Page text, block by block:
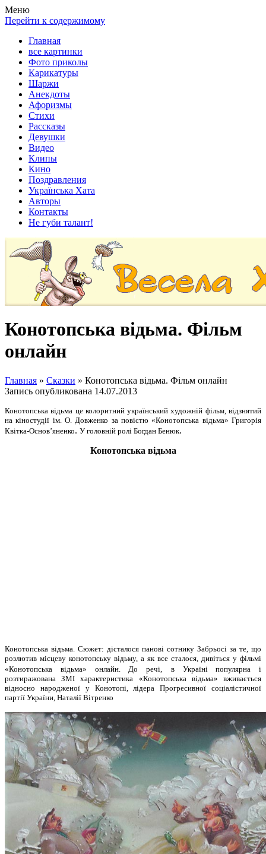
Весела хата — прикольные картинки, смешные истории,
клипы!
Покажем всем ваши фото приколы, карикатуры, шаржи, стихи,
рассказы, видео и песни!
Меню
Перейти к содержимому
Главная
все картинки
Фото приколы
Карикатуры
Шаржи
Анекдоты
Афоризмы
Стихи
Рассказы
Девушки
Видео
Клипы
Кино
Поздравления
Українська Хата
Авторы
Контакты
Не губи талант!
Конотопська відьма. Фільм
онлайн
Главная » Сказки » Конотопська відьма. Фільм онлайн
Запись опубликована 14.07.2013
Конотопська відьма це колоритний український художній фільм, відзнятий
на кіностудії ім. О. Довженко за повістю «Конотопська відьма» Григорія
Квітка-Основ’яненко. У головній ролі Богдан Бенюк.
Конотопська відьма
Конотопська відьма. Сюжет: дісталося панові сотнику Забрьосі за те, що
розлютив місцеву конотопську відьму, а як все сталося, дивіться у фільмі
«Конотопська відьма» онлайн. До речі,
в Україні популярна і
розтиражована ЗМІ характеристика «Конотопська відьма» вживається
відносно народженої у Конотопі, лідера Прогресивної соціалістичної
партії України, Наталії Вітренко